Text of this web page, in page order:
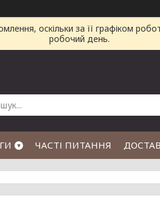
оскільки за її графіком
робочий день.
ЧАСТІ ПИТАННЯ